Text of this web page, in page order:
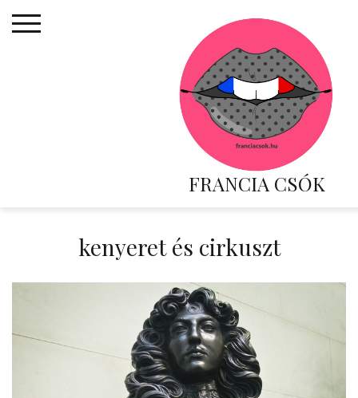
FRANCIA CSÓK
kenyeret és cirkuszt